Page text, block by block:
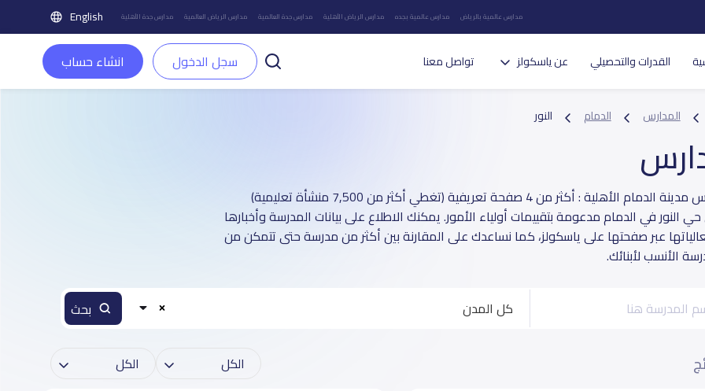
مدارس عالمية بالرياض مدارس عالمية بجده مدارس الرياض الأهلية مدارس جدة العالمية مدارس الرياض العالمية مدارس جدة الأهلية English
القدرات والتحصيلي عن ياسكولز تواصل معنا سجل الدخول انشاء حساب
المدارس الدمام النور
دليل مدارس مدينة الدمام الأهلية : أكثر من 4 صفحة تعريفية (تغطي أكثر من 7,500 منشأة تعليمية)
النور في الدمام مدعومة بتقييمات أولياء الأمور. يمكنك الاطلاع على بيانات المدرسة وأخبارها
عبر صفحتها على ياسكولز، كما نساعدك على المقارنة بين أكثر من مدرسة حتى تتمكن من
الأنسب لأبنائك.
كل المدن